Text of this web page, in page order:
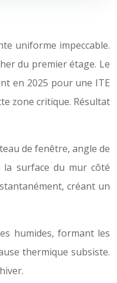
uniforme impeccable.
du premier étage. Le
en 2025 pour une ITE
zone critique. Résultat
de fenêtre, angle de
la surface du mur côté
créant un
humides, formant les
thermique subsiste.